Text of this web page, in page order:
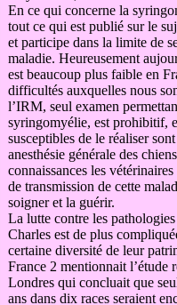
En ce qui concerne la
tout ce qui est publié sur le
et participe dans la limite de
maladie. Heureusement
est beaucoup plus faible en
difficultés auxquelles nous
l’IRM, seul examen
syringomyélie, est prohibitif,
susceptibles de le réaliser
anesthésie générale des
connaissances les
de transmission de cette
soigner et la guérir.
La lutte contre les
Charles est de plus
certaine diversité de leur
France 2 mentionnait l’étude
Londres qui concluait que
ans dans dix races seraient